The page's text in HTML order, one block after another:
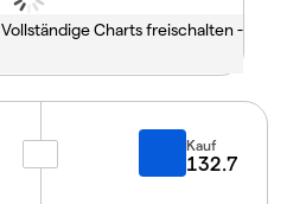
Vollständige Charts freischalten -
Kauf
132.7